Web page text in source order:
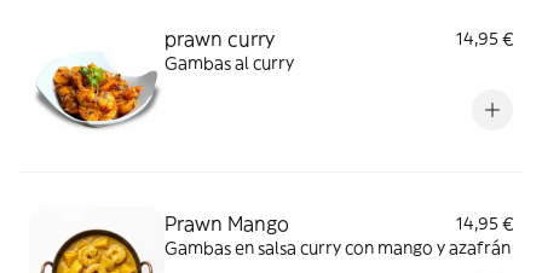
prawn curry
14,95 €
Gambas al curry
Prawn Mango
14,95 €
Gambas en salsa curry con mango y azafrán